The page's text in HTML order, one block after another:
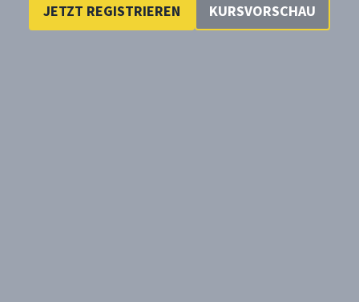
JETZT REGISTRIEREN KURSVORSCHAU